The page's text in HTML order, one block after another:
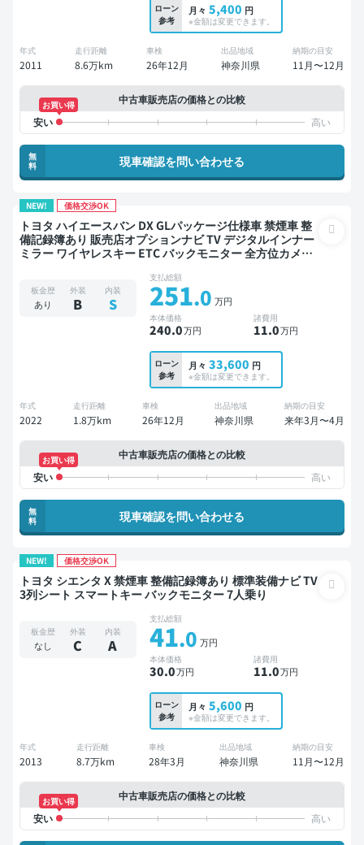
ローン
参考
月々 5,400 円
※金額は変更できます。
年式
2011
走行距離
8.6万km
車検
26年12月
出品地域
神奈川県
納期の目安
11月〜12月
中古車販売店の価格との比較
お買い得
無
料
現車確認を問い合わせる
NEW! 価格交渉OK
トヨタ ハイエースバン DX GLパッケージ仕様車 禁煙車 整
備記録簿あり 販売店オプションナビ TV デジタルインナー
ミラー ワイヤレスキー ETC バックモニター 全方位カメラ
板金歴
あり
外装
B
内装
S
支払総額
251.0 万円
本体価格
240.0万円
諸費用
11.0万円
ローン
参考
月々 33,600 円
※金額は変更できます。
年式
2022
走行距離
1.8万km
車検
26年12月
出品地域
神奈川県
納期の目安
来年3月〜4月
中古車販売店の価格との比較
お買い得
無
料
現車確認を問い合わせる
NEW! 価格交渉OK
トヨタ シエンタ X 禁煙車 整備記録簿あり 標準装備ナビ TV
3列シート スマートキー バックモニター 7人乗り
板金歴
なし
外装
C
内装
A
支払総額
41.0 万円
本体価格
30.0万円
諸費用
11.0万円
ローン
参考
月々 5,600 円
※金額は変更できます。
年式
2013
走行距離
8.7万km
車検
28年3月
出品地域
神奈川県
納期の目安
11月〜12月
中古車販売店の価格との比較
お買い得